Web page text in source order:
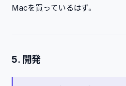
Macを買っているはず。
5. 開発